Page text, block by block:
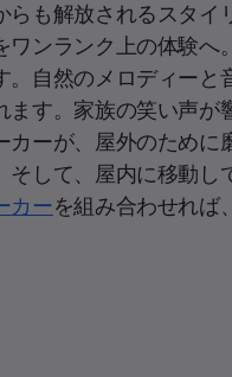
も解放されるスタイ
ンランク上の体験へ
自然のメロディーと
す。家族の笑い声が
ーが、屋外のために
して、屋内に移動し
カーを組み合わせれば